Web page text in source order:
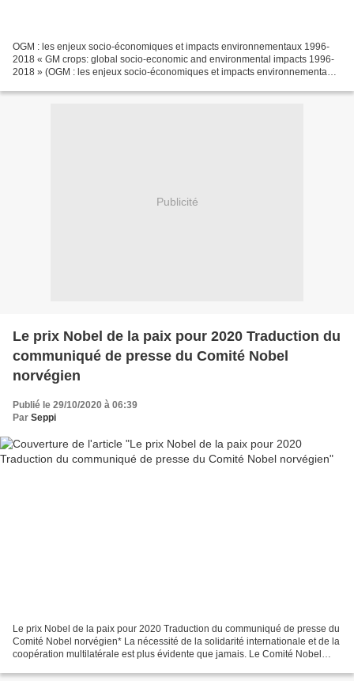
OGM : les enjeux socio-économiques et impacts environnementaux 1996-
2018 « GM crops: global socio-economic and environmental impacts 1996-
2018 » (OGM : les enjeux socio-économiques et impacts environnementaux
Publicité
Le prix Nobel de la paix pour 2020 Traduction du
communiqué de presse du Comité Nobel
norvégien
Publié le 29/10/2020 à 06:39
Par Seppi
Le prix Nobel de la paix pour 2020 Traduction du communiqué de presse du
Comité Nobel norvégien* La nécessité de la solidarité internationale et de la
coopération multilatérale est plus évidente que jamais. Le Comité Nobel